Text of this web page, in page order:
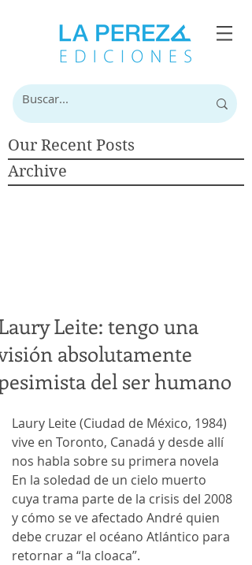
Our Recent Posts
Archive
Leite: tengo una
absolutamente
del ser humano
Laury Leite (Ciudad de México, 1984)
vive en Toronto, Canadá y desde allí
nos habla sobre su primera novela
En la soledad de un cielo muerto
cuya trama parte de la crisis del 2008
y cómo se ve afectado André quien
debe cruzar el océano Atlántico para
retornar a “la cloaca”.